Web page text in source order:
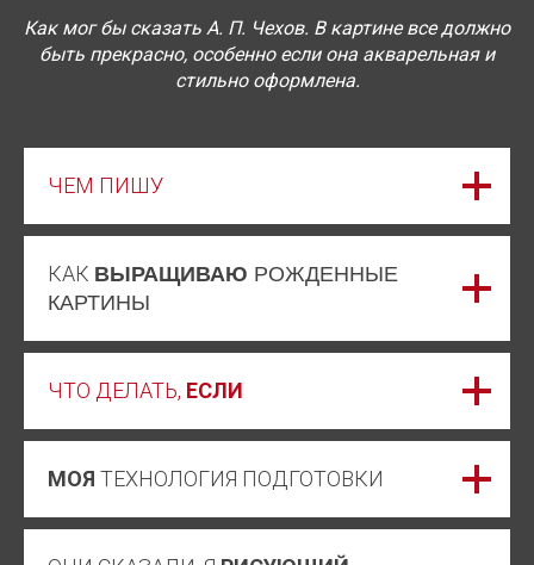
Как мог бы сказать А. П. Чехов. В картине все должно
быть прекрасно, особенно если она акварельная и
стильно оформлена.
ЧЕМ ПИШУ
КАК ВЫРАЩИВАЮ РОЖДЕННЫЕ
КАРТИНЫ
ЧТО ДЕЛАТЬ, ЕСЛИ
МОЯ ТЕХНОЛОГИЯ ПОДГОТОВКИ